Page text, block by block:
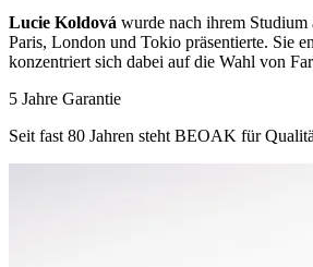
Lucie Koldová wurde nach ihrem Studium
Paris, London und Tokio präsentierte. Sie
konzentriert sich dabei auf die Wahl von
5 Jahre Garantie
Seit fast 80 Jahren steht BEOAK für